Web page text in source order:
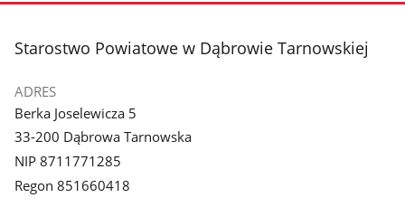
stopka
Starostwo Powiatowe w Dąbrowie Tarnowskiej
ADRES
Berka Joselewicza 5
33-200 Dąbrowa Tarnowska
NIP 8711771285
Regon 851660418